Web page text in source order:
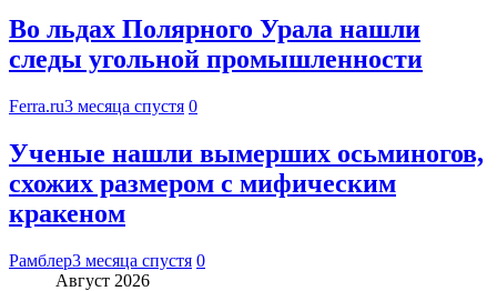
Во льдах Полярного Урала нашли
следы угольной промышленности
Ferra.ru3 месяца спустя 0
Ученые нашли вымерших осьминогов,
схожих размером с мифическим
кракеном
Рамблер3 месяца спустя 0
Август 2026